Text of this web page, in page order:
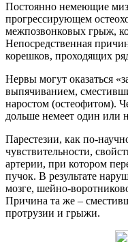
Постоянно немеющие
прогрессирующем
межпозвонковых грыж,
Непосредственная
корешков, проходящих
Нервы могут оказаться
выпячиванием,
наростом (остеофитом).
дольше немеет один или
Парестезии, как по-
чувствительности,
артерии, при котором
пучок. В результате
мозге, шейно-
Причина та же –
протрузии и грыжи.